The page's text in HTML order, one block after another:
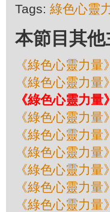
Tags: 綠色心靈
本節目其
《綠色心靈力
《綠色心靈力
《綠色心靈力
《綠色心靈力
《綠色心靈力
《綠色心靈力
《綠色心靈力
《綠色心靈力
《綠色心靈力